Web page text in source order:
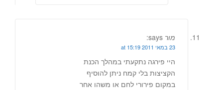
מור says:
23 במאי 2011 at 15:19
היי פירגה נתקעתי במהלך הכנת
הקציצות בלי קמח ניתן להוסיף
במקום פירורי לחם או משהו אחר